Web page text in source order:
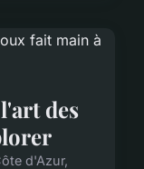
des
d'Azur,